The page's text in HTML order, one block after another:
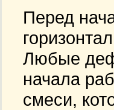
Перед
Любые
начала
смеси,